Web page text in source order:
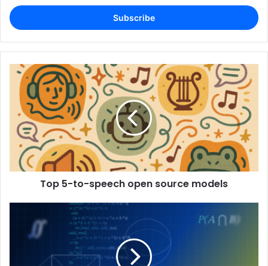
Email
address
Top 5-to-speech open source models